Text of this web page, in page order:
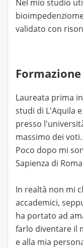
Nel mio studio
validato con
Formazione
Laureata prima
studi di L'Aquila
presso
massimo dei voti.
Poco dopo mi
Sapienza di
In realtà non mi
accademici,
ha portato ad
farlo diventare il
e alla mia